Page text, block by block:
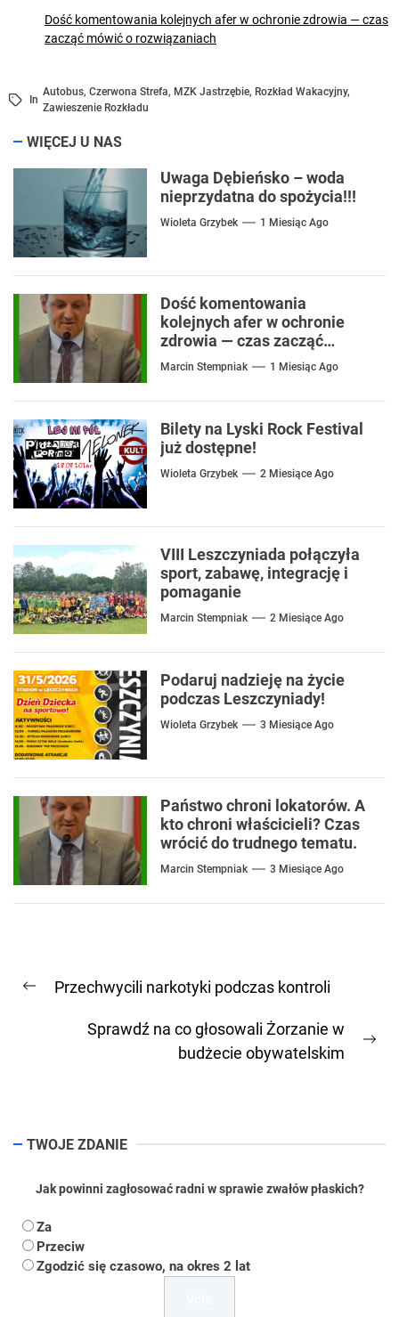
Dość komentowania kolejnych afer w ochronie zdrowia — czas
zacząć mówić o rozwiązaniach
In
Autobus, Czerwona Strefa, MZK Jastrzębie, Rozkład Wakacyjny,
Zawieszenie Rozkładu
WIĘCEJ U NAS
Uwaga Dębieńsko – woda
nieprzydatna do spożycia!!!
Wioleta Grzybek 1 Miesiąc Ago
Dość komentowania
kolejnych afer w ochronie
zdrowia — czas zacząć
mówić o rozwiązaniach
Marcin Stempniak 1 Miesiąc Ago
Bilety na Lyski Rock Festival
już dostępne!
Wioleta Grzybek 2 Miesiące Ago
VIII Leszczyniada połączyła
sport, zabawę, integrację i
pomaganie
Marcin Stempniak 2 Miesiące Ago
Podaruj nadzieję na życie
podczas Leszczyniady!
Wioleta Grzybek 3 Miesiące Ago
Państwo chroni lokatorów. A
kto chroni właścicieli? Czas
wrócić do trudnego tematu.
Marcin Stempniak 3 Miesiące Ago
wpisu
Previous
Przechwycili narkotyki podczas kontroli
Sprawdź na co głosowali Żorzanie w
budżecie obywatelskim
TWOJE ZDANIE
Jak powinni zagłosować radni w sprawie zwałów płaskich?
Za
Przeciw
Zgodzić się czasowo, na okres 2 lat